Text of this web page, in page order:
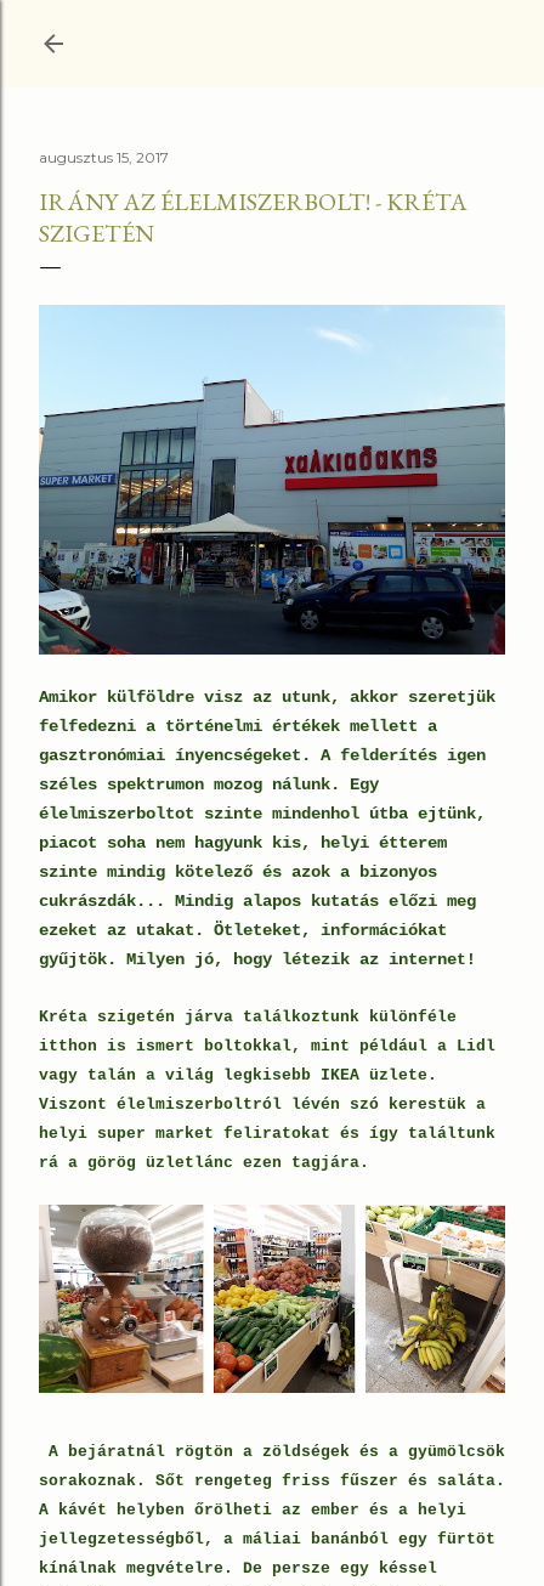
augusztus 15, 2017
IRÁNY AZ ÉLELMISZERBOLT! - KRÉTA
SZIGETÉN
Amikor külföldre visz az utunk, akkor szeretjük
felfedezni a történelmi értékek mellett a
gasztronómiai ínyencségeket. A felderítés igen
széles spektrumon mozog nálunk. Egy
élelmiszerboltot szinte mindenhol útba ejtünk,
piacot soha nem hagyunk kis, helyi étterem
szinte mindig kötelező és azok a bizonyos
cukrászdák... Mindig alapos kutatás előzi meg
ezeket az utakat. Ötleteket, információkat
gyűjtök. Milyen jó, hogy létezik az internet!
Kréta szigetén járva találkoztunk különféle
itthon is ismert boltokkal, mint például a Lidl
vagy talán a világ legkisebb IKEA üzlete.
Viszont élelmiszerboltról lévén szó kerestük a
helyi super market feliratokat és így találtunk
rá a görög üzletlánc ezen tagjára.
A bejáratnál rögtön a zöldségek és a gyümölcsök
sorakoznak. Sőt rengeteg friss fűszer és saláta.
A kávét helyben őrölheti az ember és a helyi
jellegzetességből, a máliai banánból egy fürtöt
kínálnak megvételre. De persze egy késsel